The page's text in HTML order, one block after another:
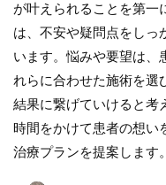
が叶えられることを第一
は、不安や疑問点をしっ
います。悩みや要望は、
れらに合わせた施術を選
結果に繋げていけると考
時間をかけて患者の想い
治療プランを提案します。